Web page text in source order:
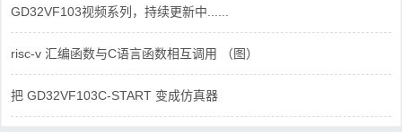
GD32VF103视频系列，持续更新中......
risc-v 汇编函数与C语言函数相互调用 （图）
把 GD32VF103C-START 变成仿真器